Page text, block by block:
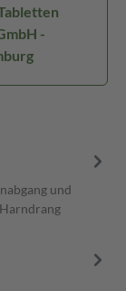
-
und